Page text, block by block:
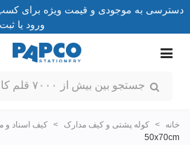
دسترسی به موجودی و قیمت ویژه برای
ورود یا
خانه > کوله پشتی و کیف مدارک > کیف اسناد و
50x70cm